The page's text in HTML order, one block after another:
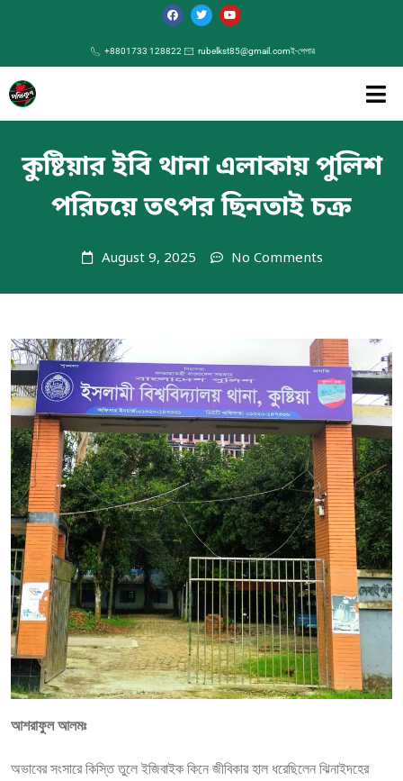
+8801733 128822 rubelkst85@gmail.comই-পেপার
কুষ্টিয়ার ইবি থানা এলাকায় পুলিশ
পরিচয়ে তৎপর ছিনতাই চক্র
August 9, 2025 No Comments
আশরাফুল আলমঃ
অভাবের সংসারে কিস্তি তুলে ইজিবাইক কিনে জীবিকার হাল ধরেছিলেন ঝিনাইদহের